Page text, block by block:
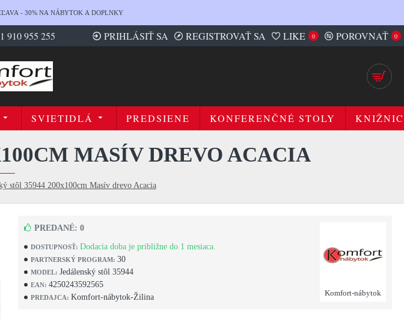
- 30% NA NÁBYTOK A DOPLNKY
910 955 255 PRIHLÁSIŤ SA REGISTROVAŤ SA LIKE 0 POROVNAŤ 0
SVIETIDLÁ PREDSIENE KONFERENČNÉ STOLY
stôl 35944 200x100cm Masív drevo Acacia
MASÍV DREVO ACACIA
DOSTUPNOSŤ: Dodacia doba je približne do 1 mesiaca.
PARTNERSKÝ PROGRAM: 30
MODEL: Jedálenský stôl 35944
EAN: 4250243592565
PREDAJCA: Komfort-nábytok-Žilina Komfort-nábytok
PREDANÉ: 0